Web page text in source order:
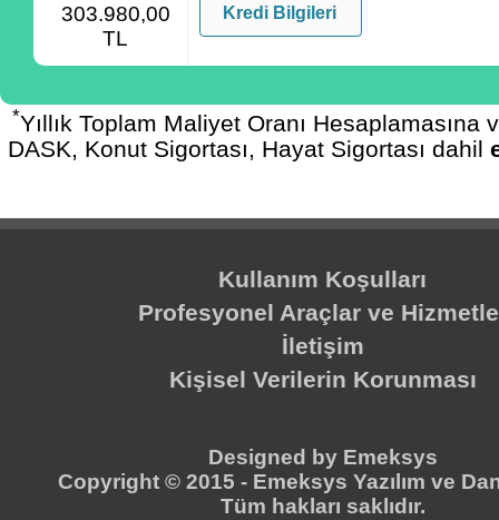
303.980,00
TL
Kredi Bilgileri
*Yıllık Toplam Maliyet Oranı Hesaplamasına
DASK, Konut Sigortası, Hayat Sigortası dahil
Kullanım Koşulları
Profesyonel Araçlar ve
İletişim
Kişisel Verilerin Korunması
Designed by Emeksys
Copyright © 2015 - Emeksys Yazılım ve
Tüm hakları saklıdır.